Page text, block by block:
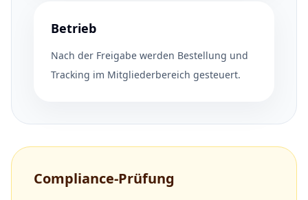
Betrieb
Nach der Freigabe werden Bestellung und
Tracking im Mitgliederbereich gesteuert.
Compliance-Prüfung